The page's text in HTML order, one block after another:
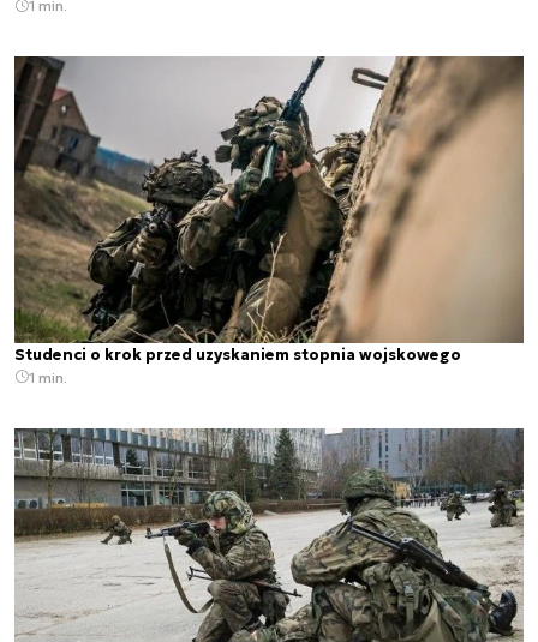
1 min.
Studenci o krok przed uzyskaniem stopnia wojskowego
1 min.